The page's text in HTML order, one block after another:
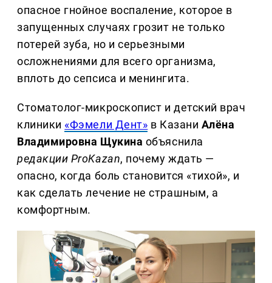
опасное гнойное воспаление, которое в
запущенных случаях грозит не только
потерей зуба, но и серьезными
осложнениями для всего организма,
вплоть до сепсиса и менингита.
Стоматолог-микроскопист и детский врач
клиники «Фэмели Дент» в Казани Алёна
Владимировна Щукина объяснила
редакции ProKazan, почему ждать —
опасно, когда боль становится «тихой», и
как сделать лечение не страшным, а
комфортным.